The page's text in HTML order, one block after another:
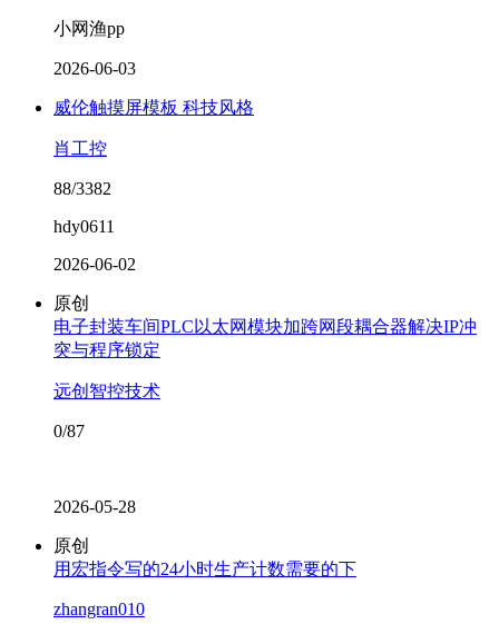
小网渔pp
2026-06-03
威伦触摸屏模板 科技风格
肖工控
88/3382
hdy0611
2026-06-02
原创
电子封装车间PLC以太网模块加跨网段耦合器解决IP冲
突与程序锁定
远创智控技术
0/87
2026-05-28
原创
用宏指令写的24小时生产计数需要的下
zhangran010